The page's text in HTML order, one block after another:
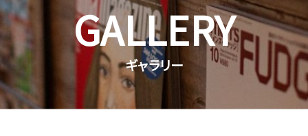
GALLERY
ギャラリー